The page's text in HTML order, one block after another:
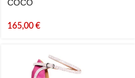
COCO
165,00 €